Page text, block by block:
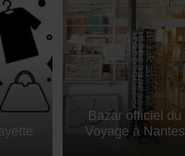
Bazar officiel du
Voyage à Nantes